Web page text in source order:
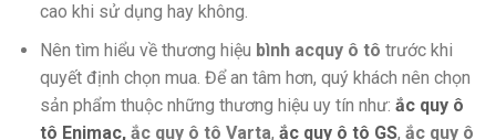
cao khi sử dụng hay không.
Nên tìm hiểu về thương hiệu bình acquy ô tô trước khi
quyết định chọn mua. Để an tâm hơn, quý khách nên chọn
sản phẩm thuộc những thương hiệu uy tín như: ắc quy ô
tô Enimac, ắc quy ô tô Varta, ắc quy ô tô GS, ắc quy ô